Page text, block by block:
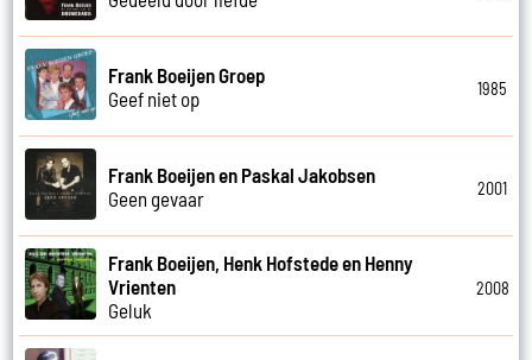
Frank Boeijen Groep
Geef niet op
1985
Frank Boeijen en Paskal Jakobsen
Geen gevaar
2001
Frank Boeijen, Henk Hofstede en Henny
Vrienten
Geluk
2008